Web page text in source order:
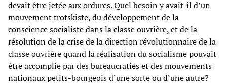
devait être jetée aux ordures. Quel besoin y avait-il d’un
mouvement trotskiste, du développement de la
conscience socialiste dans la classe ouvrière, et de la
résolution de la crise de la direction révolutionnaire de la
classe ouvrière quand la réalisation du socialisme pouvait
être accomplie par des bureaucraties et des mouvements
nationaux petits-bourgeois d’une sorte ou d’une autre?